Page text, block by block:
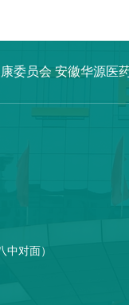
委员会 安徽华源医
对面）